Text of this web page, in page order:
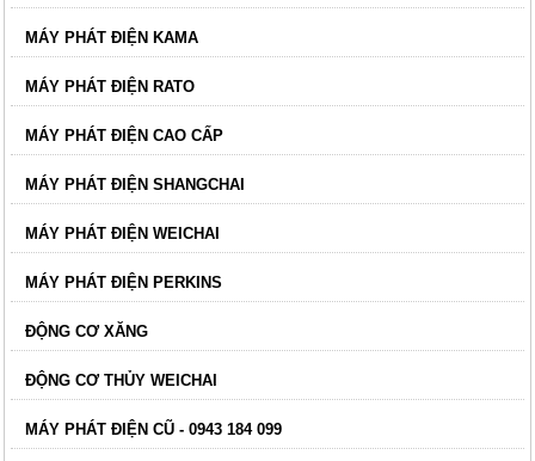
MÁY PHÁT ĐIỆN KAMA
MÁY PHÁT ĐIỆN RATO
MÁY PHÁT ĐIỆN CAO CẤP
MÁY PHÁT ĐIỆN SHANGCHAI
MÁY PHÁT ĐIỆN WEICHAI
MÁY PHÁT ĐIỆN PERKINS
ĐỘNG CƠ XĂNG
ĐỘNG CƠ THỦY WEICHAI
MÁY PHÁT ĐIỆN CŨ - 0943 184 099